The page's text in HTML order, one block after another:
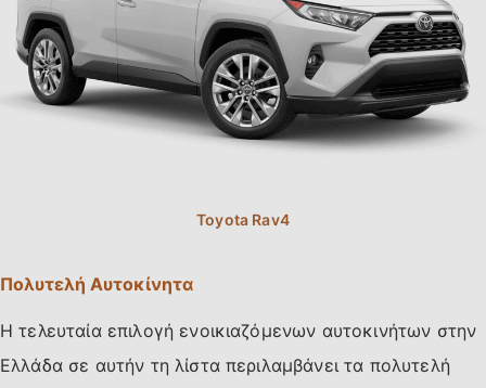
Πολυτελή Αυτοκίνητα
Η τελευταία επιλογή ενοικιαζόμενων αυτοκινήτων στην
Ελλάδα σε αυτήν τη λίστα περιλαμβάνει τα πολυτελή